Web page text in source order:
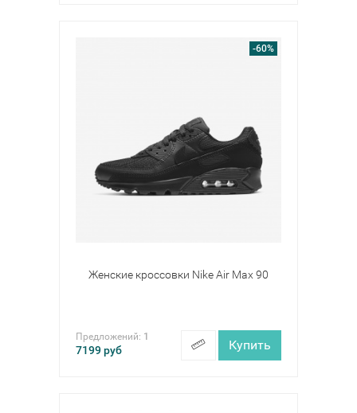
-60%
Женские кроссовки Nike Air Max 90
Предложений: 1
7199руб Купить